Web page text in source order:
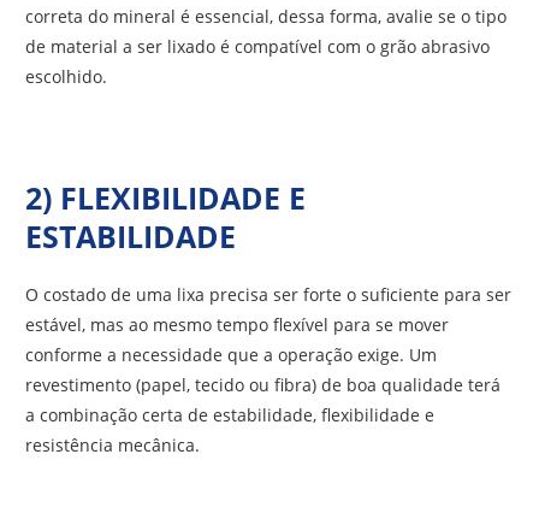
correta do mineral é essencial, dessa forma, avalie se o tipo
de material a ser lixado é compatível com o grão abrasivo
escolhido.
2) FLEXIBILIDADE E
ESTABILIDADE
O costado de uma lixa precisa ser forte o suficiente para ser
estável, mas ao mesmo tempo flexível para se mover
conforme a necessidade que a operação exige. Um
revestimento (papel, tecido ou fibra) de boa qualidade terá
a combinação certa de estabilidade, flexibilidade e
resistência mecânica.